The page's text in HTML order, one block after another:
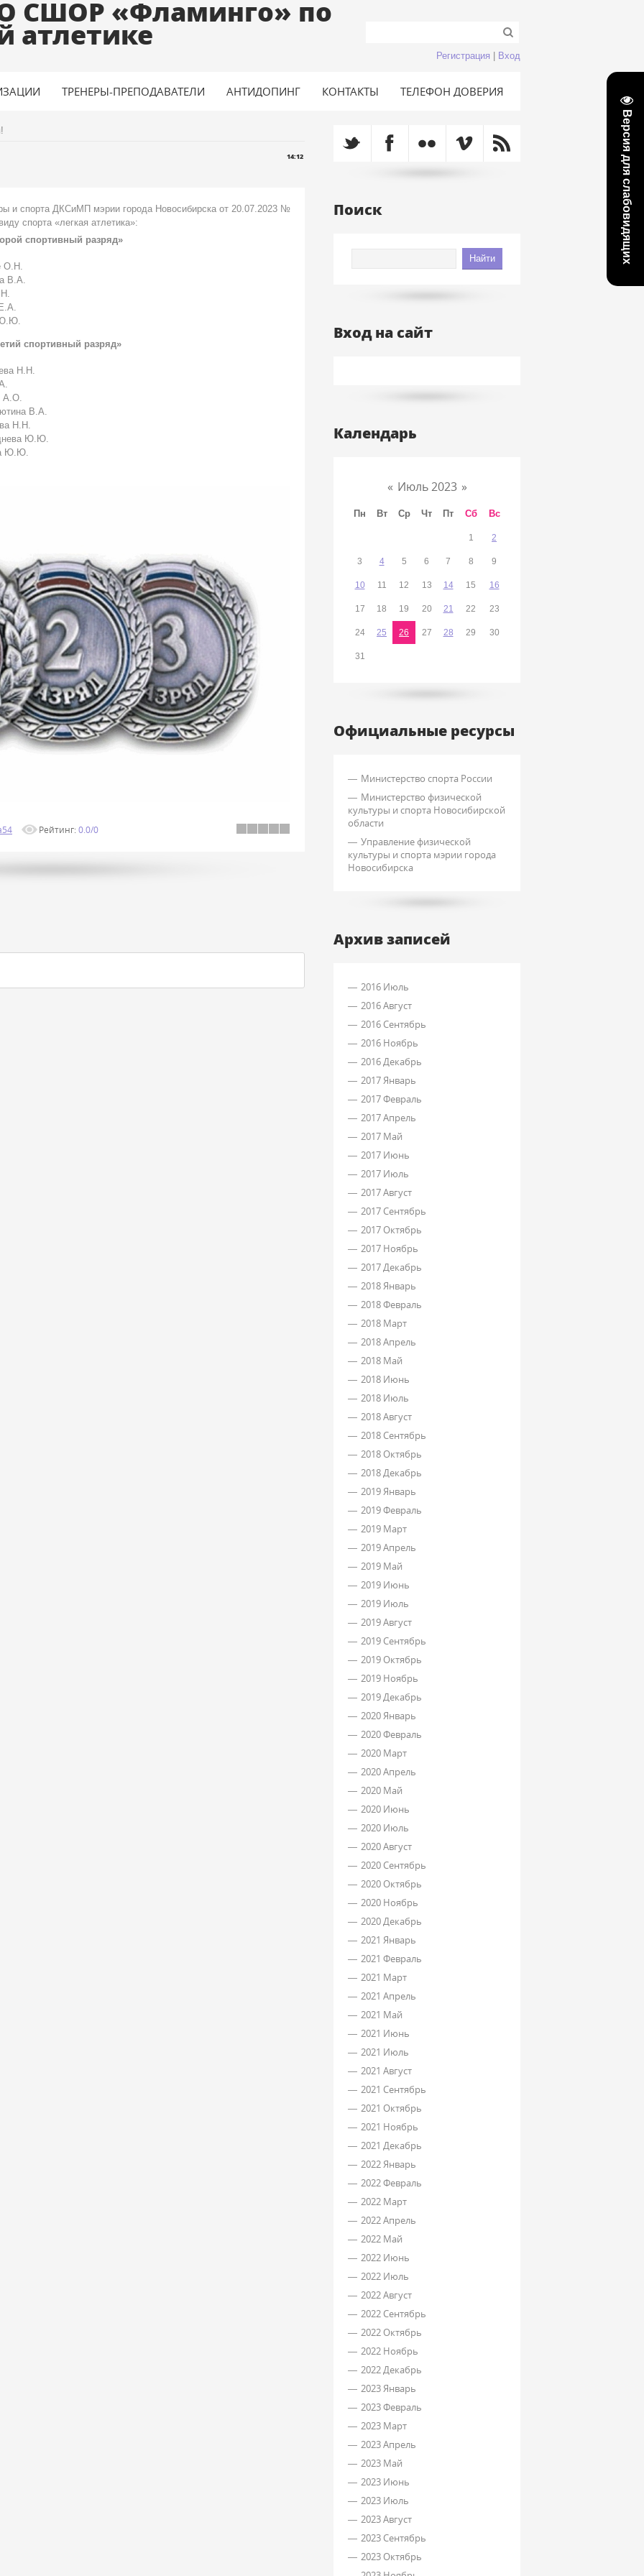
Версия для слабовидящих
СШОР «Фламинго» по
атлетике
Регистрация Вход
ТРЕНЕРЫ-ПРЕПОДАВАТЕЛИ АНТИДОПИНГ КОНТАКТЫ ТЕЛЕФОН ДОВЕРИЯ
14:12
и спорта ДКСиМП мэрии города Новосибирска от 20.07.2023 №
спорта «легкая атлетика»:
спортивный разряд»
О.Н.
В.А.
Ю.Ю.
спортивный разряд»
Н.Н.
А.О.
В.А.
Н.Н.
Ю.Ю.
Ю.Ю.
Рейтинг: 0.0/0
Поиск
Вход на сайт
Календарь
« Июль 2023 »
Пн Вт Ср Чт Пт Сб Вс
1 2
3 4 5 6 7 8 9
10 11 12 13 14 15 16
17 18 19 20 21 22 23
24 25 26 27 28 29 30
31
Официальные ресурсы
Министерство спорта России
Министерство физической
культуры и спорта Новосибирской
области
Управление физической
культуры и спорта мэрии города
Новосибирска
Архив записей
2016 Июль
2016 Август
2016 Сентябрь
2016 Ноябрь
2016 Декабрь
2017 Январь
2017 Февраль
2017 Апрель
2017 Май
2017 Июнь
2017 Июль
2017 Август
2017 Сентябрь
2017 Октябрь
2017 Ноябрь
2017 Декабрь
2018 Январь
2018 Февраль
2018 Март
2018 Апрель
2018 Май
2018 Июнь
2018 Июль
2018 Август
2018 Сентябрь
2018 Октябрь
2018 Декабрь
2019 Январь
2019 Февраль
2019 Март
2019 Апрель
2019 Май
2019 Июнь
2019 Июль
2019 Август
2019 Сентябрь
2019 Октябрь
2019 Ноябрь
2019 Декабрь
2020 Январь
2020 Февраль
2020 Март
2020 Апрель
2020 Май
2020 Июнь
2020 Июль
2020 Август
2020 Сентябрь
2020 Октябрь
2020 Ноябрь
2020 Декабрь
2021 Январь
2021 Февраль
2021 Март
2021 Апрель
2021 Май
2021 Июнь
2021 Июль
2021 Август
2021 Сентябрь
2021 Октябрь
2021 Ноябрь
2021 Декабрь
2022 Январь
2022 Февраль
2022 Март
2022 Апрель
2022 Май
2022 Июнь
2022 Июль
2022 Август
2022 Сентябрь
2022 Октябрь
2022 Ноябрь
2022 Декабрь
2023 Январь
2023 Февраль
2023 Март
2023 Апрель
2023 Май
2023 Июнь
2023 Июль
2023 Август
2023 Сентябрь
2023 Октябрь